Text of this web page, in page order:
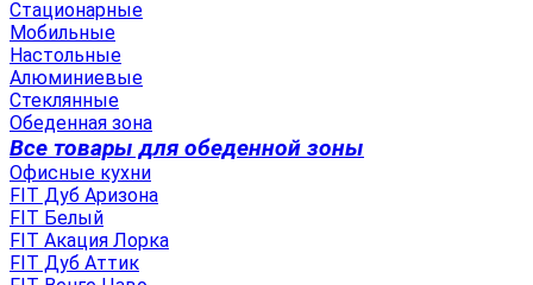
Стационарные
Мобильные
Настольные
Алюминиевые
Стеклянные
Обеденная зона
Все товары для обеденной зоны
Офисные кухни
FIT Дуб Аризона
FIT Белый
FIT Акация Лорка
FIT Дуб Аттик